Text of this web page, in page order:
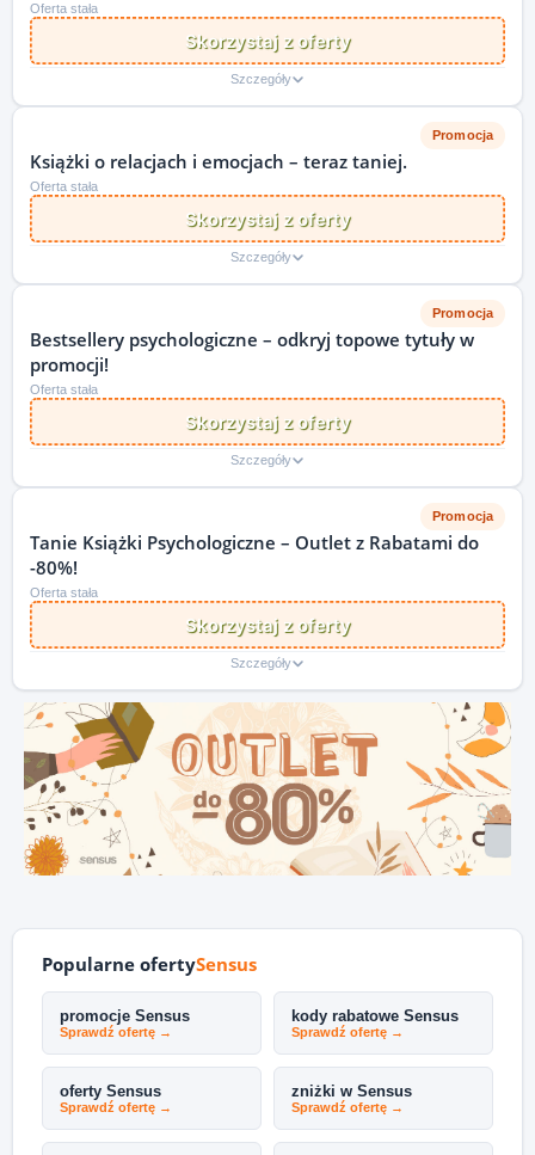
Oferta stała
Skorzystaj z oferty
Szczegóły
Promocja
Książki o relacjach i emocjach – teraz taniej.
Oferta stała
Skorzystaj z oferty
Szczegóły
Promocja
Bestsellery psychologiczne – odkryj topowe tytuły w
promocji!
Oferta stała
Skorzystaj z oferty
Szczegóły
Promocja
Tanie Książki Psychologiczne – Outlet z Rabatami do
-80%!
Oferta stała
Skorzystaj z oferty
Szczegóły
Popularne ofertySensus
promocje Sensus
Sprawdź ofertę →
kody rabatowe Sensus
Sprawdź ofertę →
oferty Sensus
Sprawdź ofertę →
zniżki w Sensus
Sprawdź ofertę →